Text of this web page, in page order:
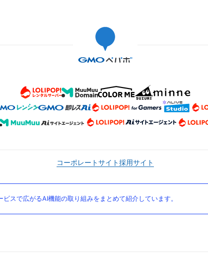
コーポレートサイト採用サイト
スで広がるAI機能の取り組みをまとめて紹介しています。